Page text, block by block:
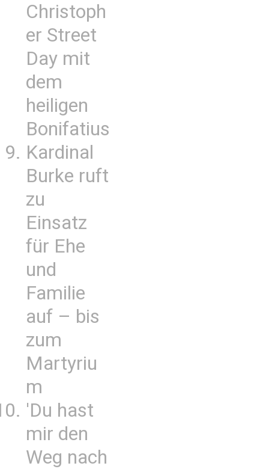
Christoph
er Street
Day mit
dem
heiligen
Bonifatius
Kardinal
Burke ruft
zu
Einsatz
für Ehe
und
Familie
auf – bis
zum
Martyriu
m
'Du hast
mir den
Weg nach